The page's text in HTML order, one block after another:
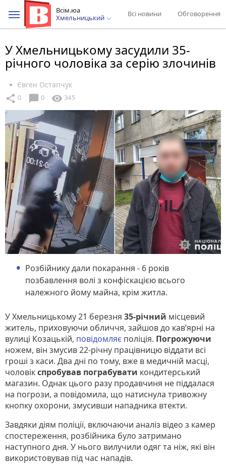
Всім.юа
Хмельницький
Всі новини Обговорення
У Хмельницькому засудили 35-
річного чоловіка за серію злочинів
Євген Остапчук
share 0 chat_bubble 0 visibility 345
Розбійнику дали покарання - 6 років
позбавлення волі з конфіскацією всього
належного йому майна, крім житла.
У Хмельницькому 21 березня 35-річний місцевий
житель, приховуючи обличчя, зайшов до кав’ярні на
вулиці Козацькій, повідомляє поліція. Погрожуючи
ножем, він змусив 22-річну працівницю віддати всі
гроші з каси. Два дні по тому, вже в медичній масці,
чоловікспробував пограбувати кондитерський
магазин. Однак цього разу продавчиня не піддалася
на погрози, а повідомила, що натиснула тривожну
кнопку охорони, змусивши нападника втекти.
Завдяки діям поліції, включаючи аналіз відео з камер
спостереження, розбійника було затримано
наступного дня. У нього вилучили одяг та ніж, які він
використовував під час нападів.